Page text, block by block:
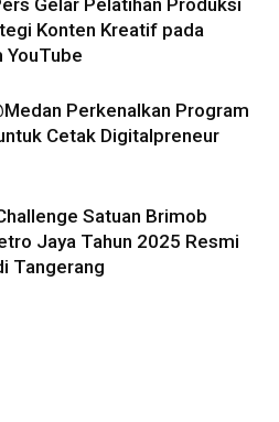
Gelar Pelatihan Produksi
Konten Kreatif pada
Perkenalkan Program
Cetak Digitalpreneur
Satuan Brimob
Jaya Tahun 2025 Resmi
Tangerang